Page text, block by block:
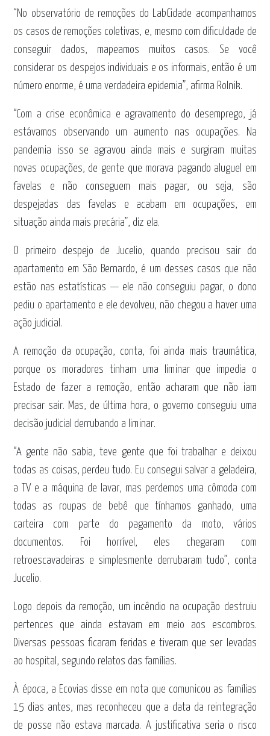
“No observatório de remoções do LabCidade acompanhamos
os casos de remoções coletivas, e, mesmo com dificuldade de
conseguir dados, mapeamos muitos casos. Se você
considerar os despejos individuais e os informais, então é um
número enorme, é uma verdadeira epidemia”, afirma Rolnik.
“Com a crise econômica e agravamento do desemprego, já
estávamos observando um aumento nas ocupações. Na
pandemia isso se agravou ainda mais e surgiram muitas
novas ocupações, de gente que morava pagando aluguel em
favelas e não conseguem mais pagar, ou seja, são
despejadas das favelas e acabam em ocupações, em
situação ainda mais precária”, diz ela.
O primeiro despejo de Jucelio, quando precisou sair do
apartamento em São Bernardo, é um desses casos que não
estão nas estatísticas — ele não conseguiu pagar, o dono
pediu o apartamento e ele devolveu, não chegou a haver uma
ação judicial.
A remoção da ocupação, conta, foi ainda mais traumática,
porque os moradores tinham uma liminar que impedia o
Estado de fazer a remoção, então acharam que não iam
precisar sair. Mas, de última hora, o governo conseguiu uma
decisão judicial derrubando a liminar.
“A gente não sabia, teve gente que foi trabalhar e deixou
todas as coisas, perdeu tudo. Eu consegui salvar a geladeira,
a TV e a máquina de lavar, mas perdemos uma cômoda com
todas as roupas de bebê que tínhamos ganhado, uma
carteira com parte do pagamento da moto, vários
documentos. Foi horrível, eles chegaram com
retroescavadeiras e simplesmente derrubaram tudo”, conta
Jucelio.
Logo depois da remoção, um incêndio na ocupação destruiu
pertences que ainda estavam em meio aos escombros.
Diversas pessoas ficaram feridas e tiveram que ser levadas
ao hospital, segundo relatos das famílias.
À época, a Ecovias disse em nota que comunicou as famílias
15 dias antes, mas reconheceu que a data da reintegração
de posse não estava marcada. A justificativa seria o risco